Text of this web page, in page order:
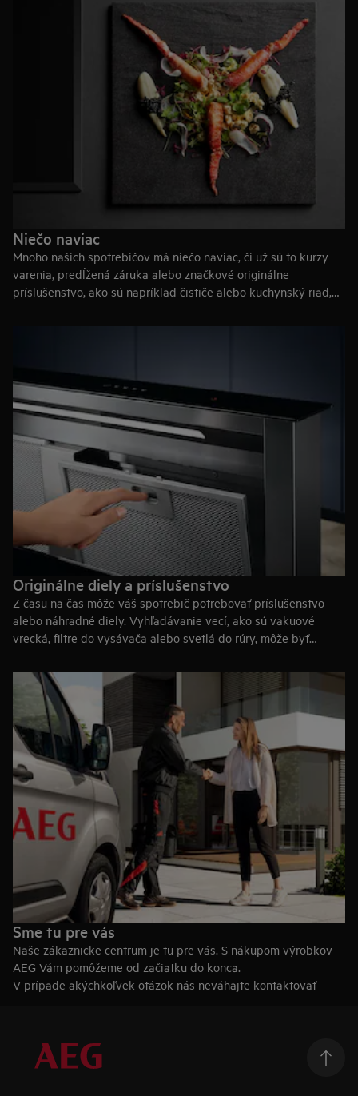
U vybraných spotrebičov (práčky, sušičky, práčky
kombinovanej so sušičkou, umývačky) je možná inštalácia
Váš starý spotrebič odvezieme a ekologicky zlikvidujeme.
Niečo naviac
Mnoho našich spotrebičov má niečo naviac, či už sú to kurzy
varenia, predĺžená záruka alebo značkové originálne
príslušenstvo, ako sú napríklad čističe alebo kuchynský riad,
Pokiaľ svoj spotrebič po nákupe zaregistrujete, získate prístup
dispozícii okamžitá pomoc a ľahší bude aj výber príslušenstva.
Registrácia produktu TU.
Originálne diely a príslušenstvo
Z času na čas môže váš spotrebič potrebovať príslušenstvo
alebo náhradné diely. Vyhľadávanie vecí, ako sú vakuové
vrecká, filtre do vysávača alebo svetlá do rúry, môže byť
spotrebiču je od vás vzdialený len jedno kliknutie.
Sme tu pre vás
Naše zákaznicke centrum je tu pre vás. S nákupom výrobkov
AEG Vám pomôžeme od začiatku do konca.
V prípade akýchkoľvek otázok nás neváhajte kontaktovať